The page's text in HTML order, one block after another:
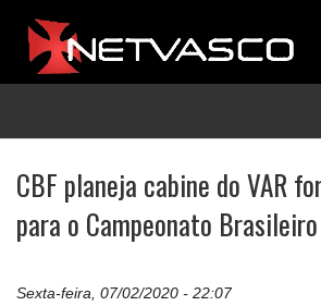
CBF planeja cabine do VAR
para o Campeonato Brasileiro
Sexta-feira, 07/02/2020 - 22:07